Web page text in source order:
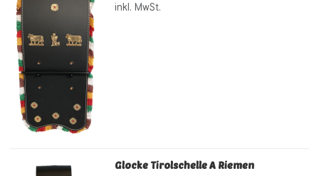
inkl. MwSt.
Glocke Tirolschelle A Riemen